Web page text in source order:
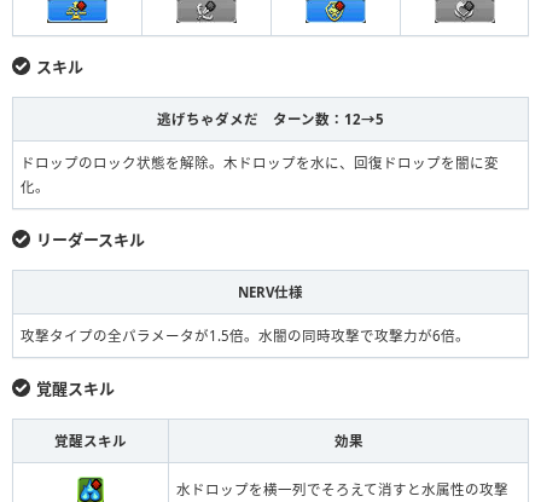
スキル
逃げちゃダメだ ターン数：12→5
ドロップのロック状態を解除。木ドロップを水に、回復ドロップを闇に変
化。
リーダースキル
NERV仕様
攻撃タイプの全パラメータが1.5倍。水闇の同時攻撃で攻撃力が6倍。
覚醒スキル
覚醒スキル 効果
水ドロップを横一列でそろえて消すと水属性の攻撃